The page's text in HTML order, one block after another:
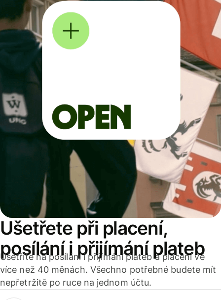
Ušetřete při placení,
posílání i přijímání plateb
Ušetříte na posílání i přijímání plateb a placení ve
více než 40 měnách. Všechno potřebné budete mít
nepřetržitě po ruce na jednom účtu.